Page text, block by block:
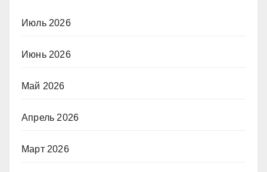
Июль 2026
Июнь 2026
Май 2026
Апрель 2026
Март 2026